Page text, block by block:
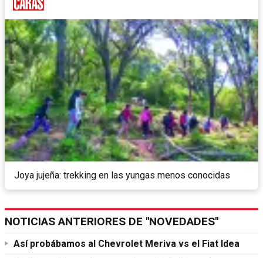
Joya jujeña: trekking en las yungas menos conocidas
NOTICIAS ANTERIORES DE "NOVEDADES"
Así probábamos al Chevrolet Meriva vs el Fiat Idea